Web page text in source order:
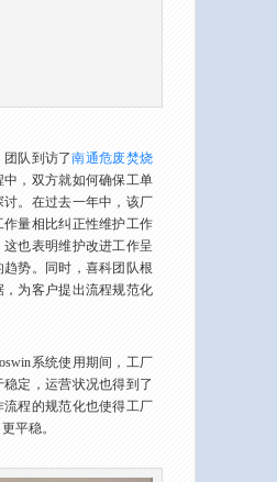
队到访了南通危废焚烧
中，双方就如何确保工单
。在过去一年中，该厂
量相比纠正性维护工作
也表明维护改进工作呈
势。同时，喜科团队根
为客户提出流程规范化
系统使用期间，工厂
定，运营状况也得到了
流程的规范化也使得工厂
平稳。